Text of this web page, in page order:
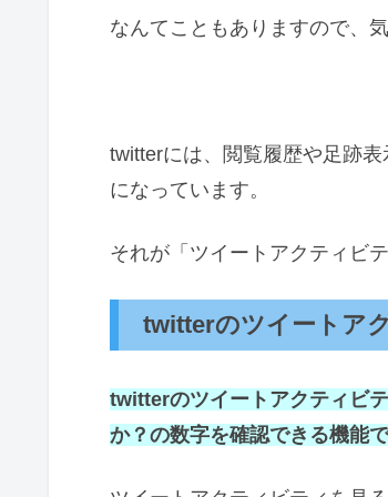
なんてこともありますので、
twitterには、閲覧履歴や足跡
になっています。
それが「ツイートアクティビ
twitterのツイートア
twitterのツイートアクティビ
か？の数字を確認できる機能で